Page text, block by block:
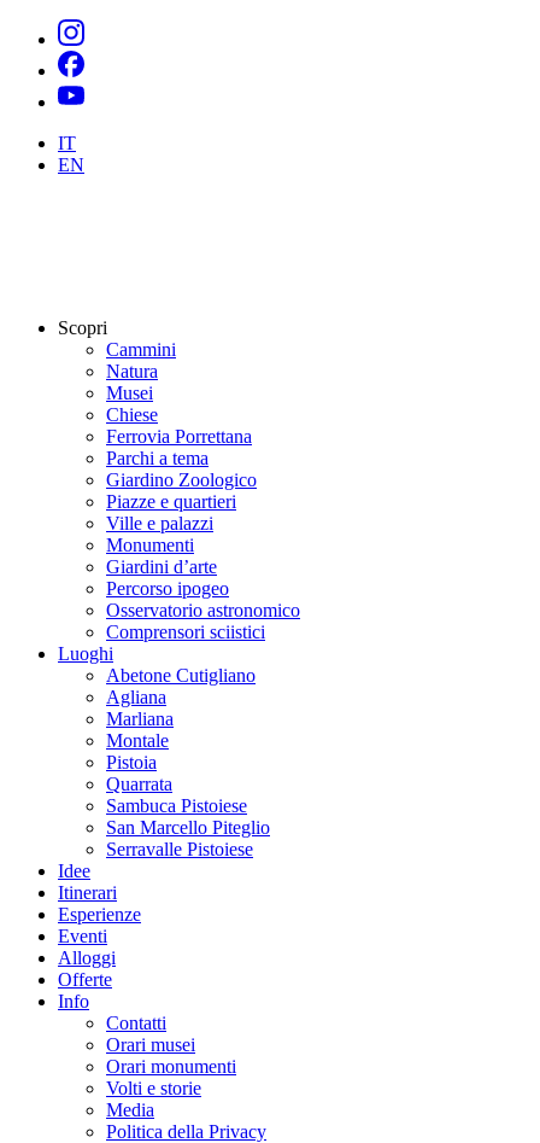
IT
EN
Scopri
Cammini
Natura
Musei
Chiese
Ferrovia Porrettana
Parchi a tema
Giardino Zoologico
Piazze e quartieri
Ville e palazzi
Monumenti
Giardini d’arte
Percorso ipogeo
Osservatorio astronomico
Comprensori sciistici
Luoghi
Abetone Cutigliano
Agliana
Marliana
Montale
Pistoia
Quarrata
Sambuca Pistoiese
San Marcello Piteglio
Serravalle Pistoiese
Idee
Itinerari
Esperienze
Eventi
Alloggi
Offerte
Info
Contatti
Orari musei
Orari monumenti
Volti e storie
Media
Politica della Privacy